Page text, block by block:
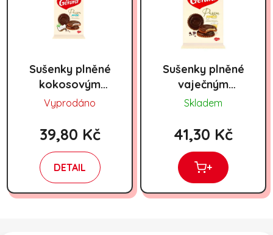
Sušenky plněné
kokosovým
krémem,
čokoládě Pasja
coconut 170g
Vyprodáno
39,80 Kč
DETAIL
Sušenky plněné
vaječným
likérem Pasja
170g
Skladem
41,30 Kč
+